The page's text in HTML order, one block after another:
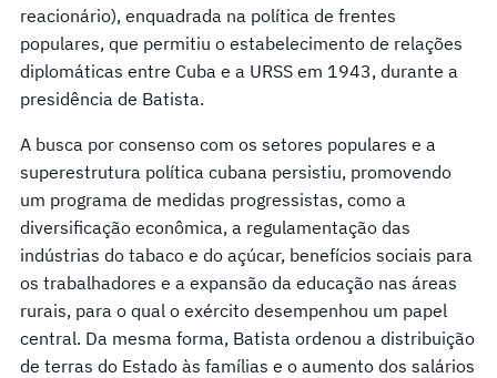
reacionário), enquadrada na política de frentes
populares, que permitiu o estabelecimento de relações
diplomáticas entre Cuba e a URSS em 1943, durante a
presidência de Batista.
A busca por consenso com os setores populares e a
superestrutura política cubana persistiu, promovendo
um programa de medidas progressistas, como a
diversificação econômica, a regulamentação das
indústrias do tabaco e do açúcar, benefícios sociais para
os trabalhadores e a expansão da educação nas áreas
rurais, para o qual o exército desempenhou um papel
central. Da mesma forma, Batista ordenou a distribuição
de terras do Estado às famílias e o aumento dos salários